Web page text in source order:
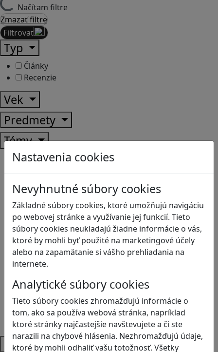
Nastavenia cookies
Nevyhnutné súbory cookies
Základné súbory cookies, ktoré umožňujú navigáciu
po webovej stránke a využívanie jej funkcií. Tieto
súbory cookies neukladajú žiadne informácie o vás,
ktoré by mohli byť použité na marketingové účely
alebo na zapamätanie si vášho prehliadania na
internete.
Analytické súbory cookies
Tieto súbory cookies zhromažďujú informácie o
tom, ako sa používa webová stránka, napríklad
ktoré stránky najčastejšie navštevujete a či ste
narazili na chybové hlásenia. Nezhromažďujú údaje,
ktoré by mohli odhaliť vašu totožnosť. Všetky
Načítam filtre
Zmazať filtre
Filtrovať
Typ
Články
Recenzie
Vek
Predmety
Témy
Bezpečnosť na internete
Digitálna rovnováha
Ekológia
Globálne vzdelávanie
Kreativita
Kritické myslenie
Kyberšikana
Logické myslenie
Ľudské práva a tolerancia
Programovanie/Technika
Sociálne zručnosti a kooperácia
Strategické myslenie
Zdravie a pohyb
Platformy